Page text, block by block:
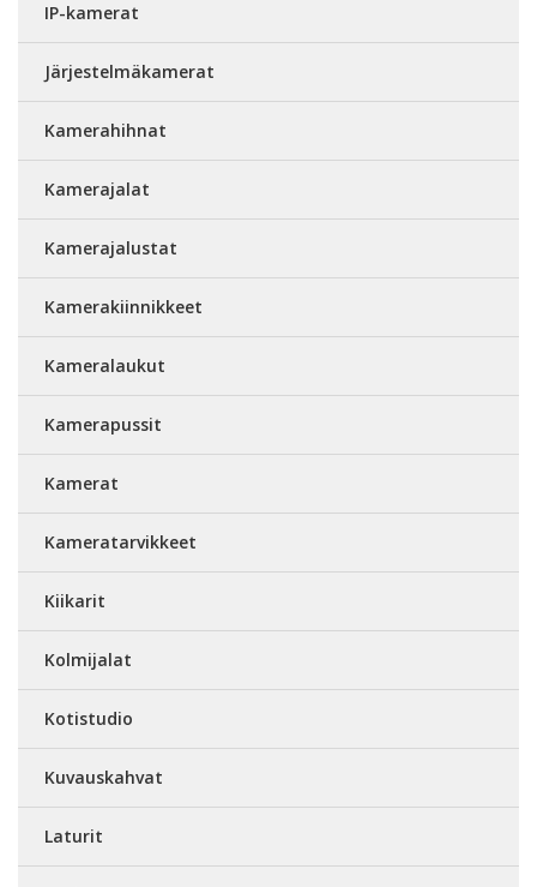
IP-kamerat
Järjestelmäkamerat
Kamerahihnat
Kamerajalat
Kamerajalustat
Kamerakiinnikkeet
Kameralaukut
Kamerapussit
Kamerat
Kameratarvikkeet
Kiikarit
Kolmijalat
Kotistudio
Kuvauskahvat
Laturit